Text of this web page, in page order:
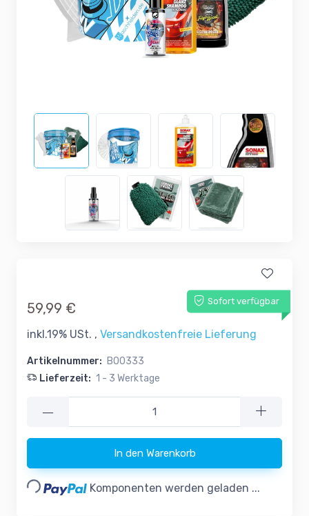
Sofort verfügbar
59,99 €
inkl.19% USt. , Versandkostenfreie Lieferung
Artikelnummer: B00333
Lieferzeit: 1 - 3 Werktage
—
In den Warenkorb
Loading... Komponenten werden geladen ...